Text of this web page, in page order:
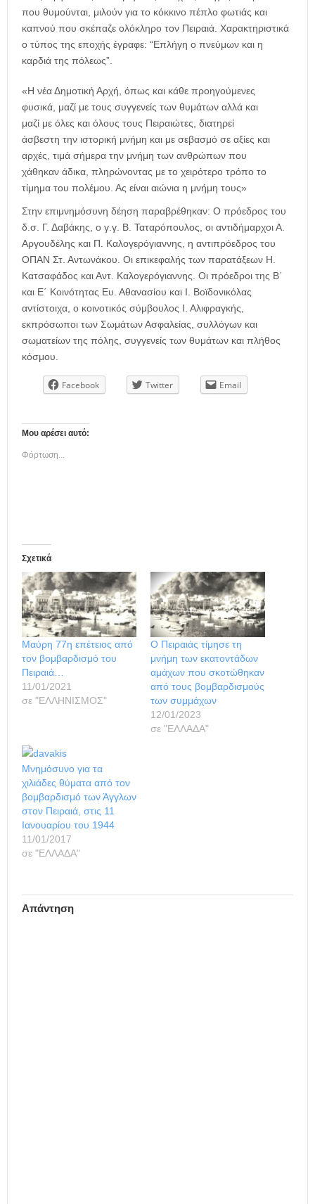
που θυμούνται, μιλούν για το κόκκινο πέπλο φωτιάς και
καπνού που σκέπαζε ολόκληρο τον Πειραιά. Χαρακτηριστικά
ο τύπος της εποχής έγραφε: “Επλήγη ο πνεύμων και η
καρδιά της πόλεως”.
«Η νέα Δημοτική Αρχή, όπως και κάθε προηγούμενες
φυσικά, μαζί με τους συγγενείς των θυμάτων αλλά και
μαζί με όλες και όλους τους Πειραιώτες, διατηρεί
άσβεστη την ιστορική μνήμη και με σεβασμό σε αξίες και
αρχές, τιμά σήμερα την μνήμη των ανθρώπων που
χάθηκαν άδικα, πληρώνοντας με το χειρότερο τρόπο το
τίμημα του πολέμου. Ας είναι αιώνια η μνήμη τους»
Στην επιμνημόσυνη δέηση παραβρέθηκαν: Ο πρόεδρος του
δ.σ. Γ. Δαβάκης, ο γ.γ. Β. Ταταρόπουλος, οι αντιδήμαρχοι Α.
Αργουδέλης και Π. Καλογερόγιαννης, η αντιπρόεδρος του
ΟΠΑΝ Στ. Αντωνάκου. Οι επικεφαλής των παρατάξεων Η.
Κατσαφάδος και Αντ. Καλογερόγιαννης. Οι πρόεδροι της Β΄
και Ε΄ Κοινότητας Ευ. Αθανασίου και Ι. Βοϊδονικόλας
αντίστοιχα, ο κοινοτικός σύμβουλος Ι. Αλιφραγκής,
εκπρόσωποι των Σωμάτων Ασφαλείας, συλλόγων και
σωματείων της πόλης, συγγενείς των θυμάτων και πλήθος
κόσμου.
Facebook Twitter Email
Μου αρέσει αυτό:
Φόρτωση...
Σχετικά
Μαύρη 77η επέτειος από
τον βομβαρδισμό του
Πειραιά…
11/01/2021
σε "ΕΛΛΗΝΙΣΜΟΣ"
Ο Πειραιάς τίμησε τη
μνήμη των εκατοντάδων
αμάχων που σκοτώθηκαν
από τους βομβαρδισμούς
των συμμάχων
12/01/2023
σε "ΕΛΛΑΔΑ"
Μνημόσυνο για τα
χιλιάδες θύματα από τον
βομβαρδισμό των Άγγλων
στον Πειραιά, στις 11
Ιανουαρίου του 1944
11/01/2017
σε "ΕΛΛΑΔΑ"
Απάντηση